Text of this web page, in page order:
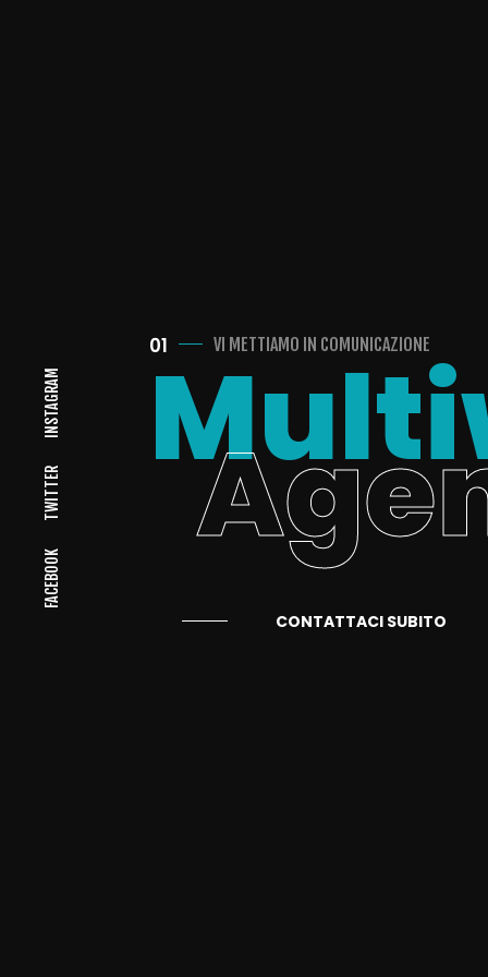
FACEBOOK
TWITTER
INSTAGRAM
01 VI METTIAMO IN COMUNICAZIONE
CONTATTACI SUBITO